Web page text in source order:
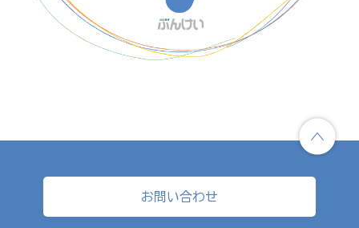
お問い合わせ